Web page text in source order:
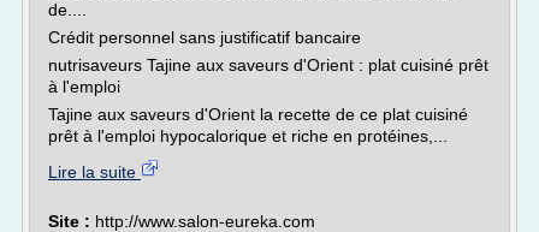
de....
Crédit personnel sans justificatif bancaire
nutrisaveurs Tajine aux saveurs d'Orient : plat cuisiné prêt
à l'emploi
Tajine aux saveurs d'Orient la recette de ce plat cuisiné
prêt à l'emploi hypocalorique et riche en protéines,...
Lire la suite
Site : http://www.salon-eureka.com